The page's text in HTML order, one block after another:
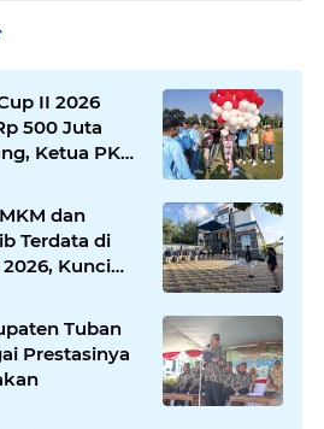
II 2026
500 Juta
Ketua PKDI
Ajang
Kades untuk
dan
Terdata di
Kunci
Tuban
Prestasinya